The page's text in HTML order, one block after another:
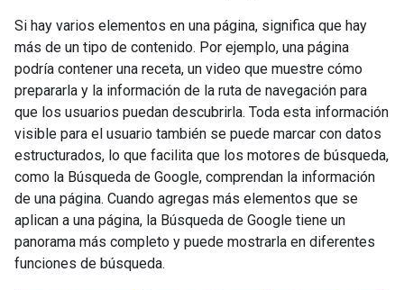
Si hay varios elementos en una página, significa que hay
más de un tipo de contenido. Por ejemplo, una página
podría contener una receta, un video que muestre cómo
prepararla y la información de la ruta de navegación para
que los usuarios puedan descubrirla. Toda esta información
visible para el usuario también se puede marcar con datos
estructurados, lo que facilita que los motores de búsqueda,
como la Búsqueda de Google, comprendan la información
de una página. Cuando agregas más elementos que se
aplican a una página, la Búsqueda de Google tiene un
panorama más completo y puede mostrarla en diferentes
funciones de búsqueda.